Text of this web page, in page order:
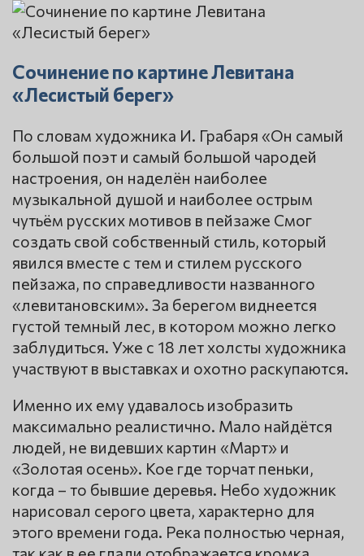
Сочинение по картине Левитана
«Лесистый берег»
По словам художника И. Грабаря «Он самый
большой поэт и самый большой чародей
настроения, он наделён наиболее
музыкальной душой и наиболее острым
чутьём русских мотивов в пейзаже Смог
создать свой собственный стиль, который
явился вместе с тем и стилем русского
пейзажа, по справедливости названного
«левитановским». За берегом виднеется
густой темный лес, в котором можно легко
заблудиться. Уже с 18 лет холсты художника
участвуют в выставках и охотно раскупаются.
Именно их ему удавалось изобразить
максимально реалистично. Мало найдётся
людей, не видевших картин «Март» и
«Золотая осень». Кое где торчат пеньки,
когда – то бывшие деревья. Небо художник
нарисовал серого цвета, характерно для
этого времени года. Река полностью черная,